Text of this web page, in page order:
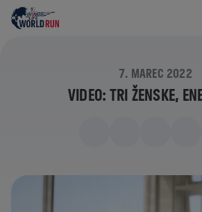
7. MAREC 2022
VIDEO: TRI ŽENSKE,